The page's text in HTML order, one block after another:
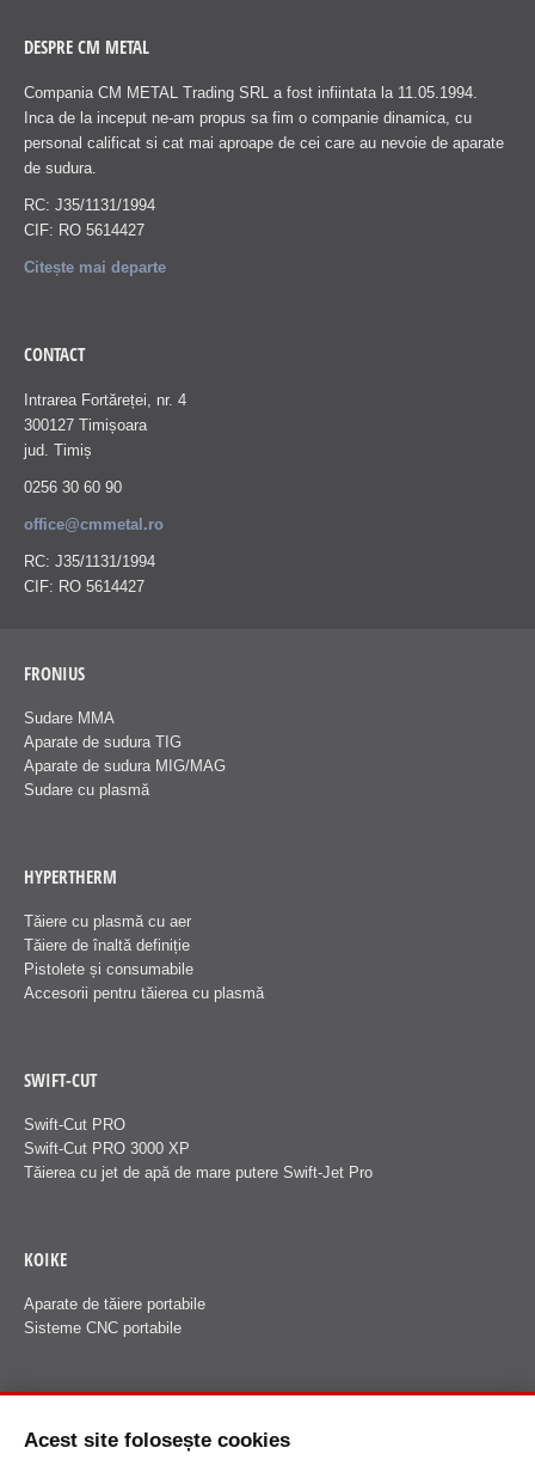
DESPRE CM METAL
Compania CM METAL Trading SRL a fost infiintata la 11.05.1994.
Inca de la inceput ne-am propus sa fim o companie dinamica, cu
personal calificat si cat mai aproape de cei care au nevoie de aparate
de sudura.
RC: J35/1131/1994
CIF: RO 5614427
Citește mai departe
CONTACT
Intrarea Fortăreței, nr. 4
300127 Timișoara
jud. Timiș
0256 30 60 90
office@cmmetal.ro
RC: J35/1131/1994
CIF: RO 5614427
FRONIUS
Sudare MMA
Aparate de sudura TIG
Aparate de sudura MIG/MAG
Sudare cu plasmă
HYPERTHERM
Tăiere cu plasmă cu aer
Tăiere de înaltă definiție
Pistolete și consumabile
Accesorii pentru tăierea cu plasmă
SWIFT-CUT
Swift-Cut PRO
Swift-Cut PRO 3000 XP
Tăierea cu jet de apă de mare putere Swift-Jet Pro
KOIKE
Aparate de tăiere portabile
Sisteme CNC portabile
Acest site folosește cookies